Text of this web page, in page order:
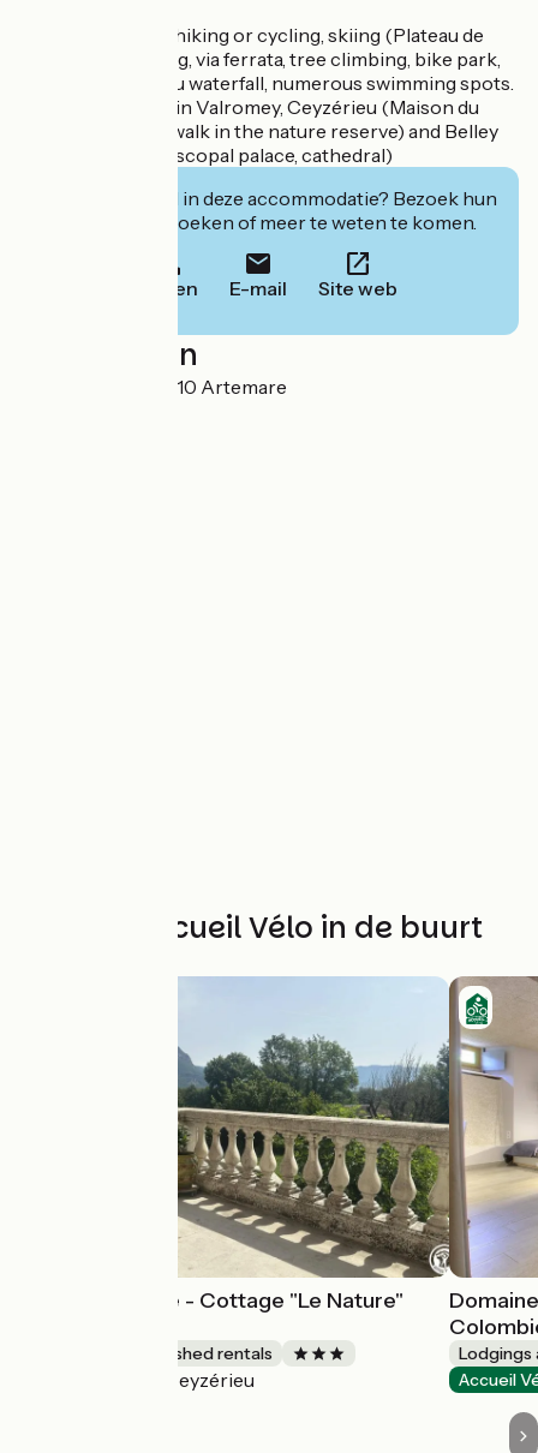
Nearby activities: hiking or cycling, skiing (Plateau de
Retord), canyoning, via ferrata, tree climbing, bike park,
fishing, Cerveyrieu waterfall, numerous swimming spots.
Lively cultural life in Valromey, Ceyzérieu (Maison du
Marais and boardwalk in the nature reserve) and Belley
(media library, episcopal palace, cathedral)
Geïnteresseerd in deze accommodatie? Bezoek hun
website om te boeken of meer te weten te komen.
Bellen E-mail Site web
Localisation
3 rue du Canal 01510 Artemare
Andere Accueil Vélo in de buurt
La Tranquilitude - Cottage "Le Nature"
Lodgings and furnished rentals
Ceyzérieu
Lodgings
Accueil